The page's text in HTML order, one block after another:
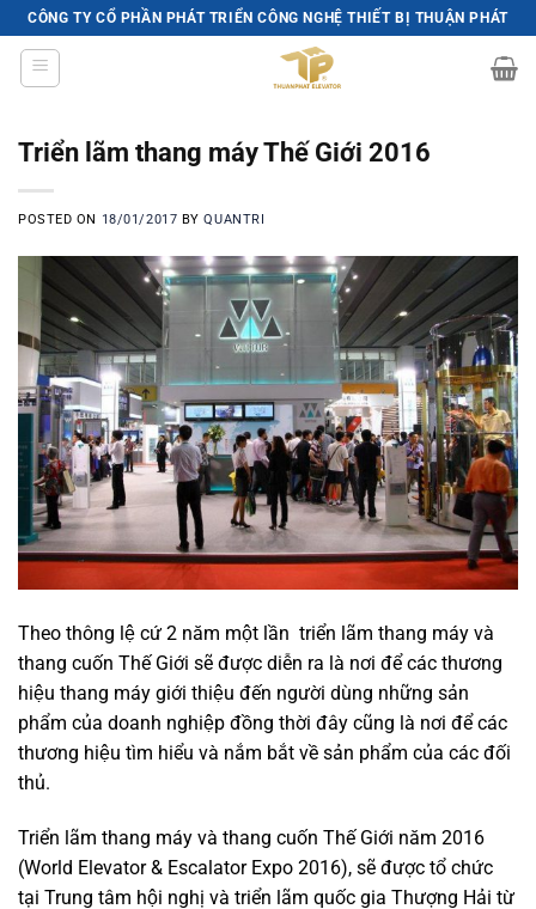
Skip
to
content
CÔNG TY CỔ PHẦN PHÁT TRIỂN CÔNG NGHỆ THIẾT BỊ THUẬN PHÁT
Triển lãm thang máy Thế Giới 2016
POSTED ON 18/01/2017 BYQUANTRI
Theo thông lệ cứ 2 năm một lần triển lãm thang máy và
thang cuốn Thế Giới sẽ được diễn ra là nơi để các thương
hiệu thang máy giới thiệu đến người dùng những sản
phẩm của doanh nghiệp đồng thời đây cũng là nơi để các
thương hiệu tìm hiểu và nắm bắt về sản phẩm của các đối
thủ.
Triển lãm thang máy và thang cuốn Thế Giới năm 2016
(World Elevator & Escalator Expo 2016), sẽ được tổ chức
tại Trung tâm hội nghị và triển lãm quốc gia Thượng Hải từ